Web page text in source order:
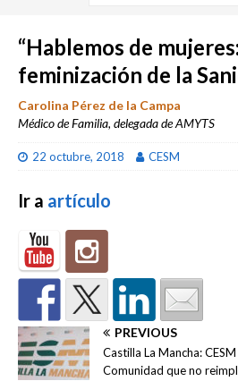
“Hablemos de
feminización de la
Carolina Pérez de la Campa
Médico de Familia, delegada de AMYTS
22 octubre, 2018 CESM
Ir a artículo
PREVIOUS
Castilla La Mancha:
Comunidad que no